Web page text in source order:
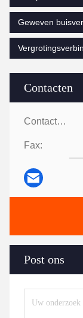
Contacten
Contacten:
Fax:
Post ons
Geweven